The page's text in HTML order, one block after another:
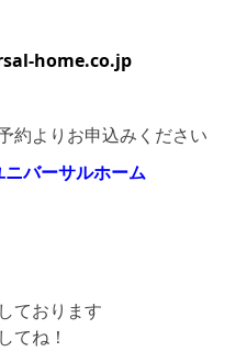
home.co.jp
約よりお申込みください
バーサルホーム
ております
てね！